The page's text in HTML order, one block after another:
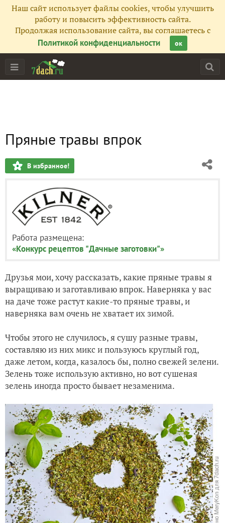
Наш сайт использует файлы cookies, чтобы улучшить
работу и повысить эффективность сайта.
Продолжая использование сайта, вы соглашаетесь с
Политикой конфиденциальности
ок
Пряные травы впрок
В избранное!
Работа размещена:
«Конкурс рецептов "Дачные заготовки"»
Друзья мои, хочу рассказать, какие пряные травы я
выращиваю и заготавливаю впрок. Наверняка у вас
на даче тоже растут какие-то пряные травы, и
наверняка вам очень не хватает их зимой.
Чтобы этого не случилось, я сушу разные травы,
составляю из них микс и пользуюсь круглый год,
даже летом, когда, казалось бы, полно свежей зелени.
Зелень тоже использую активно, но вот сушеная
зелень иногда просто бывает незаменима.